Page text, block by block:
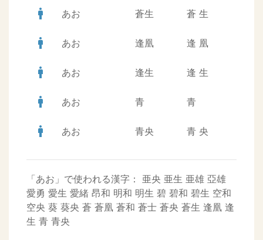
man あお 蒼生 蒼 生
man あお 逢凰 逢 凰
man あお 逢生 逢 生
man あお 青 青
man あお 青央 青 央
「あお」で使われる漢字： 亜央 亜生 亜雄 亞雄
愛勇 愛生 愛緒 昂和 明和 明生 碧 碧和 碧生 空和
空央 葵 葵央 蒼 蒼凰 蒼和 蒼士 蒼央 蒼生 逢凰 逢
生 青 青央